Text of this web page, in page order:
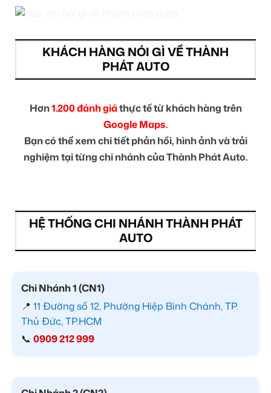
KHÁCH HÀNG NÓI GÌ VỀ THÀNH
PHÁT AUTO
Hơn1.200 đánh giáthực tế từ khách hàng trên
Google Maps.
Bạn có thể xem chi tiết phản hồi, hình ảnh và trải
nghiệm tại từng chi nhánh của Thành Phát Auto.
HỆ THỐNG CHI NHÁNH THÀNH PHÁT
AUTO
Chi Nhánh 1 (CN1)
📍 11 Đường số 12, Phường Hiệp Bình Chánh, TP.
Thủ Đức, TP.HCM
📞 0909 212 999